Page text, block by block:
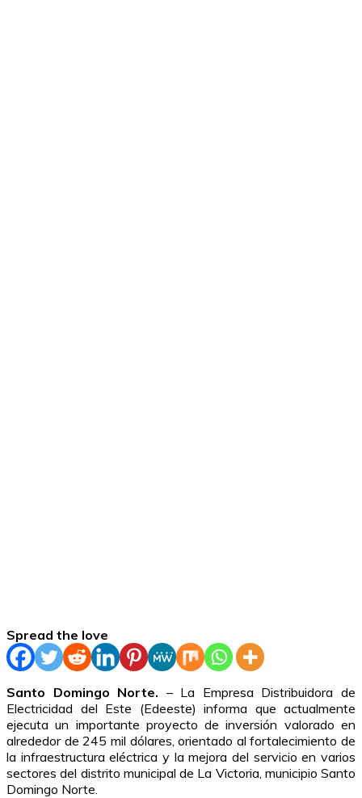
Spread the love
Santo Domingo Norte. – La Empresa Distribuidora de
Electricidad del Este (Edeeste) informa que actualmente
ejecuta un importante proyecto de inversión valorado en
alrededor de 245 mil dólares, orientado al fortalecimiento de
la infraestructura eléctrica y la mejora del servicio en varios
sectores del distrito municipal de La Victoria, municipio Santo
Domingo Norte.